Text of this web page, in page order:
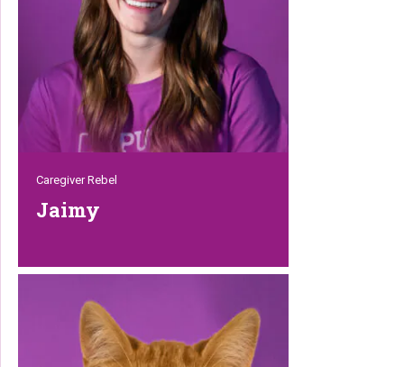
blik in het magazijn. Een echte Rebel die
bewijst dat een overstap naar een
andere afdeling een heel nieuwe manier
van groeien kan openen.
Caregiver Rebel
Jaimy
zwerfkatten in de Rebel Lounge. Deze
vrouwelijke Steve Irwin heeft katten,
honden, kippen, konijnen en zelfs
Schotse hooglanders. Die ruime ervaring
met dieren komt goed van pas bij het